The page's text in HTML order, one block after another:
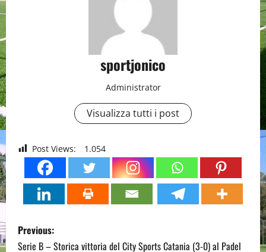
sportjonico
Administrator
Visualizza tutti i post
Post Views: 1.054
P
Previous:
Serie B – Storica vittoria del City Sports Catania (3-0) al Padel